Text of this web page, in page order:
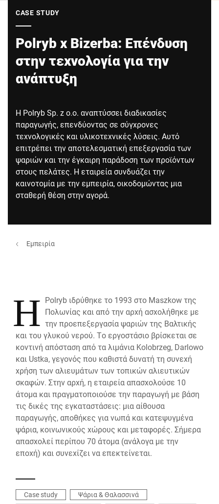
CASE STUDY
Polryb x Bizerba: Επένδυση
στην τεχνολογία για την
ανάπτυξη
Η Polryb Sp. z o.o. αναπτύσσει διαδικασίες
παραγωγής, επενδύοντας σε σύγχρονες
τεχνολογικές και υλικοτεχνικές λύσεις. Αυτό
επιτρέπει την αποτελεσματική επεξεργασία των
ψαριών και την έγκαιρη παράδοση των προϊόντων
στους πελάτες. Η εταιρεία συνδυάζει την
καινοτομία με την εμπειρία, οικοδομώντας μια
σταθερή θέση στην αγορά.
Εμπειρία
Η Polryb ιδρύθηκε το 1993 στο Maszkow της
Πολωνίας και από την αρχή ασχολήθηκε με
την προεπεξεργασία ψαριών της Βαλτικής
και του γλυκού νερού. Το εργοστάσιο βρίσκεται σε
κοντινή απόσταση από τα λιμάνια Kolobrzeg, Darlowo
και Ustka, γεγονός που καθιστά δυνατή τη συνεχή
χρήση των αλιευμάτων των τοπικών αλιευτικών
σκαφών. Στην αρχή, η εταιρεία απασχολούσε 10
άτομα και πραγματοποιούσε την παραγωγή με βάση
τις δικές της εγκαταστάσεις: μια αίθουσα
παραγωγής, αποθήκες για νωπά και κατεψυγμένα
ψάρια, κοινωνικούς χώρους και μεταφορές. Σήμερα
απασχολεί περίπου 70 άτομα (ανάλογα με την
εποχή) και συνεχίζει να επεκτείνεται.
Case study
Ψάρια & Θαλασσινά